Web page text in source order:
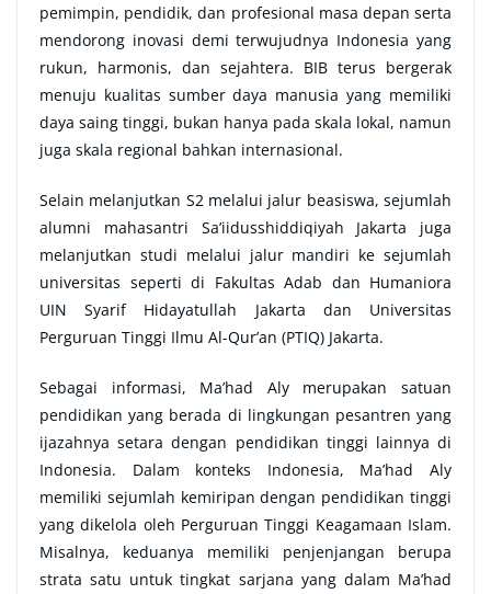
pemimpin, pendidik, dan profesional masa depan serta
mendorong inovasi demi terwujudnya Indonesia yang
rukun, harmonis, dan sejahtera. BIB terus bergerak
menuju kualitas sumber daya manusia yang memiliki
daya saing tinggi, bukan hanya pada skala lokal, namun
juga skala regional bahkan internasional.
Selain melanjutkan S2 melalui jalur beasiswa, sejumlah
alumni mahasantri Sa’iidusshiddiqiyah Jakarta juga
melanjutkan studi melalui jalur mandiri ke sejumlah
universitas seperti di Fakultas Adab dan Humaniora
UIN Syarif Hidayatullah Jakarta dan Universitas
Perguruan Tinggi Ilmu Al-Qur’an (PTIQ) Jakarta.
Sebagai informasi, Ma’had Aly merupakan satuan
pendidikan yang berada di lingkungan pesantren yang
ijazahnya setara dengan pendidikan tinggi lainnya di
Indonesia. Dalam konteks Indonesia, Ma’had Aly
memiliki sejumlah kemiripan dengan pendidikan tinggi
yang dikelola oleh Perguruan Tinggi Keagamaan Islam.
Misalnya, keduanya memiliki penjenjangan berupa
strata satu untuk tingkat sarjana yang dalam Ma’had